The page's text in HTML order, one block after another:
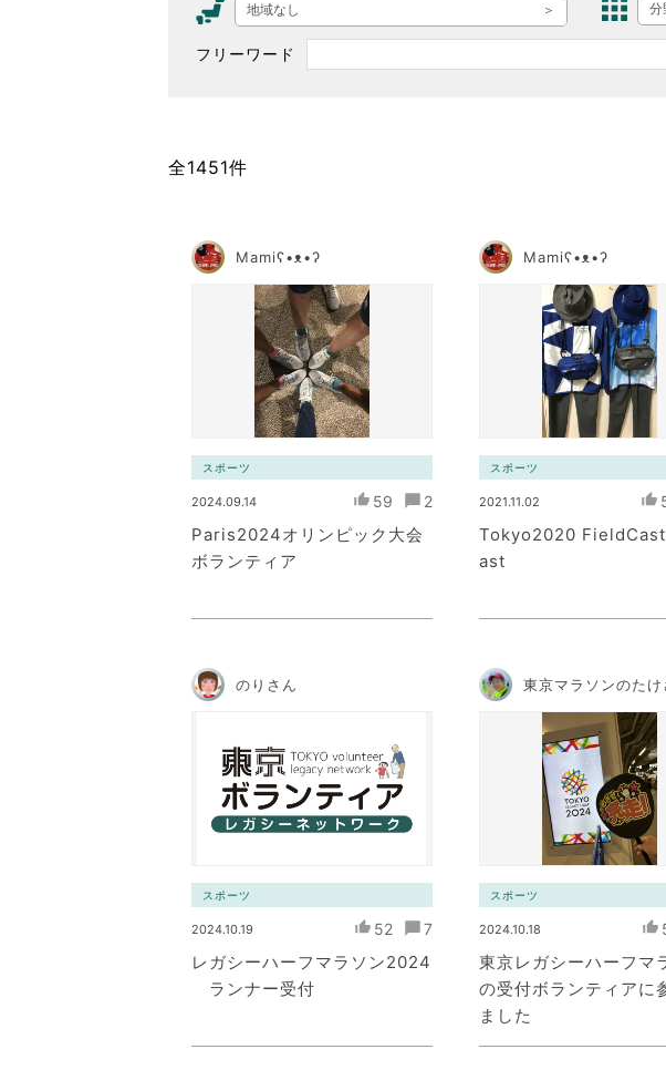
東京2020大会の軌跡
地域なし 分
フリーワード
全1451件
Mamiʕ•ᴥ•ʔ
スポーツ
2024.09.14 59 2
Paris2024オリンピック大会
ボランティア
Mamiʕ•ᴥ•ʔ
スポーツ
2021.11.02
Tokyo2020
ast
のりさん
スポーツ
2024.10.19 52 7
レガシーハーフマラソン2024
ランナー受付
東京マラソンのたけ
スポーツ
2024.10.18
東京レガシーハーフマ
の受付ボランティアに
ました